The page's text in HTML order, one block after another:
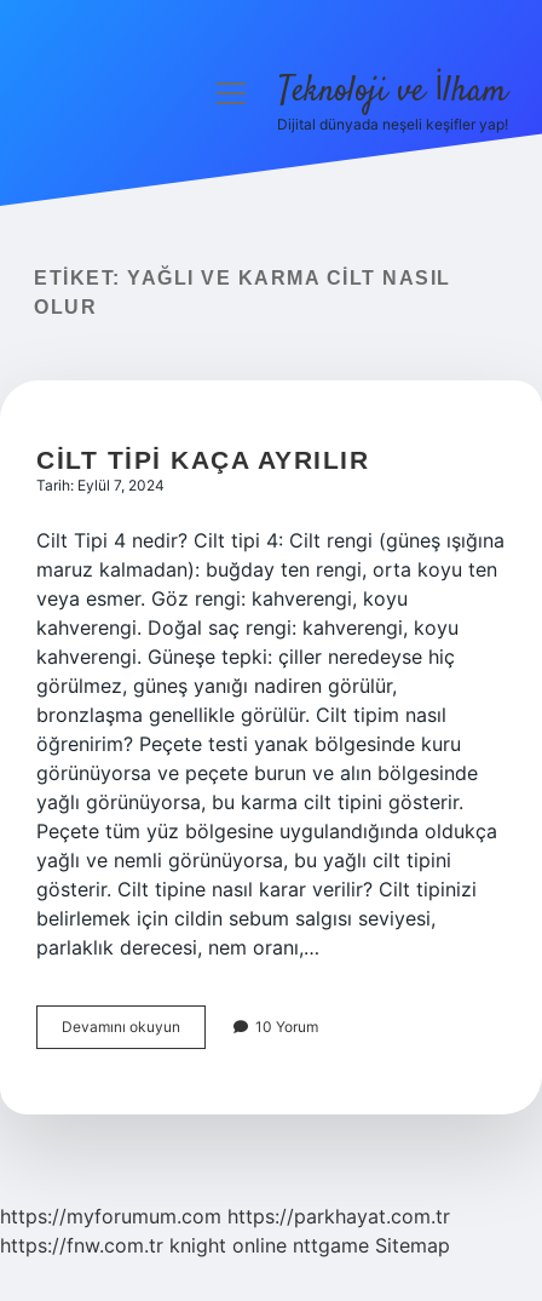
Yasal Uyarı
menüyüTeknoloji ve İlham
Dijital dünyada neşeli keşifler yap!
ETIKET: YAĞLI VE KARMA CILT NASIL
OLUR
CILT TIPI KAÇA AYRILIR
Tarih: Eylül 7, 2024
Cilt Tipi 4 nedir? Cilt tipi 4: Cilt rengi (güneş ışığına
maruz kalmadan): buğday ten rengi, orta koyu ten
veya esmer. Göz rengi: kahverengi, koyu
kahverengi. Doğal saç rengi: kahverengi, koyu
kahverengi. Güneşe tepki: çiller neredeyse hiç
görülmez, güneş yanığı nadiren görülür,
bronzlaşma genellikle görülür. Cilt tipim nasıl
öğrenirim? Peçete testi yanak bölgesinde kuru
görünüyorsa ve peçete burun ve alın bölgesinde
yağlı görünüyorsa, bu karma cilt tipini gösterir.
Peçete tüm yüz bölgesine uygulandığında oldukça
yağlı ve nemli görünüyorsa, bu yağlı cilt tipini
gösterir. Cilt tipine nasıl karar verilir? Cilt tipinizi
belirlemek için cildin sebum salgısı seviyesi,
parlaklık derecesi, nem oranı,…
Devamını okuyun
Tipi
10 Yorum
https://myforumum.com https://parkhayat.com.tr
https://fnw.com.tr knight online nttgame Sitemap